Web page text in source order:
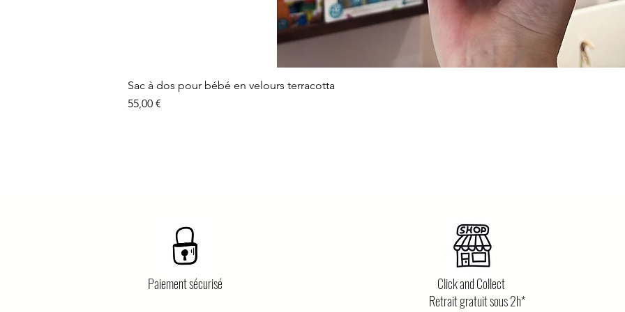
Sac à dos pour bébé en velours terracotta
Prix
55,00 €
Paiement sécurisé Click and Collect
Retrait gratuit sous 2h*